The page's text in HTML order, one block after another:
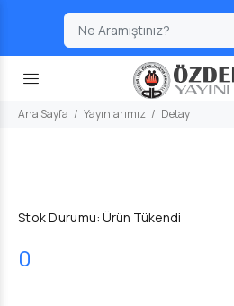
Ana Sayfa Yayınlarımız Detay
Stok Durumu: Ürün Tükendi
0